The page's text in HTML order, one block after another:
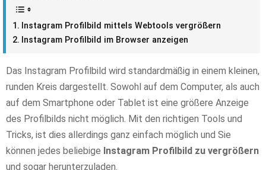
Instagram Profilbild mittels Webtools vergrößern
Instagram Profilbild im Browser anzeigen
Das Instagram Profilbild wird standardmäßig in einem kleinen,
runden Kreis dargestellt. Sowohl auf dem Computer, als auch
auf dem Smartphone oder Tablet ist eine größere Anzeige
des Profilbilds nicht möglich. Mit den richtigen Tools und
Tricks, ist dies allerdings ganz einfach möglich und Sie
können jedes beliebige Instagram Profilbild zu vergrößern
und sogar herunterzuladen.